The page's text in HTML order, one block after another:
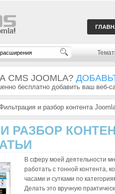
JOOMLA?
бесплатно добавить ваш веб-
и разбор контента
РАЗБОР
В сферу моей деятельности
работать с тонной контента,
часами и сутками по
Делать это вручную